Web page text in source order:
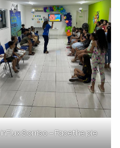
inFlux Sorriso – Face the pie